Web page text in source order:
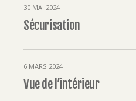
30 MAI 2024
Sécurisation
6 MARS 2024
Vue de l’intérieur